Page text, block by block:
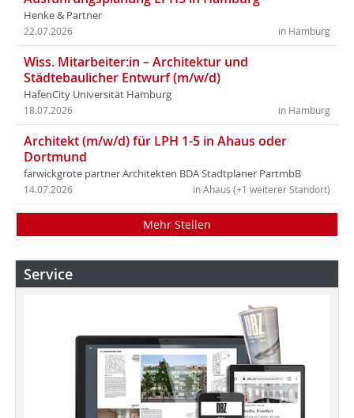
Henke & Partner
in Hamburg
22.07.2026
Wiss. Mitarbeiter:in – Architektur und
Städtebaulicher Entwurf (m/w/d)
HafenCity Universität Hamburg
in Hamburg
18.07.2026
Architekt (m/w/d) für LPH 1-5 in Ahaus oder
Dortmund
farwickgrote partner Architekten BDA Stadtplaner PartmbB
in Ahaus (+1 weiterer Standort)
14.07.2026
Mehr Stellen
Service